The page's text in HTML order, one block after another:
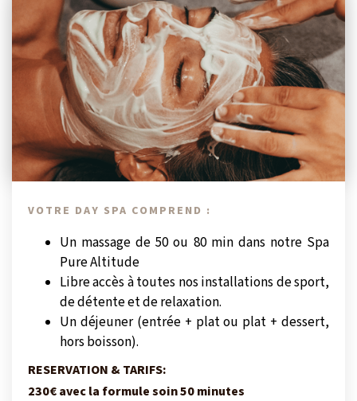
VOTRE DAY SPA COMPREND :
Un massage de 50 ou 80 min dans notre Spa
Pure Altitude
Libre accès à toutes nos installations de sport,
de détente et de relaxation.
Un déjeuner (entrée + plat ou plat + dessert,
hors boisson).
RESERVATION & TARIFS:
230€ avec la formule soin 50 minutes